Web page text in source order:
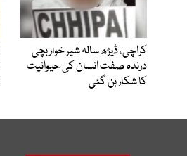
کراچی، ڈیڑھ سالہ شیر خوار بچی
درندہ صفت انسان کی حیوانیت
کا شکار بن گئی